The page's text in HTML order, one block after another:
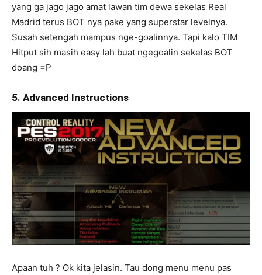
yang ga jago jago amat lawan tim dewa sekelas Real
Madrid terus BOT nya pake yang superstar levelnya.
Susah setengah mampus nge-goalinnya. Tapi kalo TIM
Hitput sih masih easy lah buat ngegoalin sekelas BOT
doang =P
5. Advanced Instructions
Apaan tuh ? Ok kita jelasin. Tau dong menu menu pas